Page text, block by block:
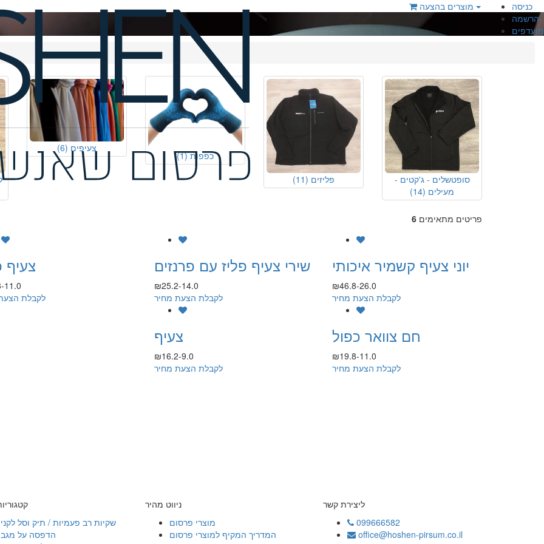
כניסה
הרשמה
מועדפים
סופטשלים - ג'קטים -
מעילים (14)
פליזים (11)
כפפות (1)
צעיפים (6)
6 פריטים מתאימים
יוני צעיף קשמיר איכותי
₪46.8-26.0
לקבלת הצעת מחיר
שירי צעיף פליז עם פרנזים
₪25.2-14.0
לקבלת הצעת מחיר
צעיף
11.0
לקבלת
חם צוואר כפול
₪19.8-11.0
לקבלת הצעת מחיר
צעיף
₪16.2-9.0
לקבלת הצעת מחיר
ליצירת קשר
099666582
office@hoshen-pirsum.co.il
ניווט מהיר
מוצרי פרסום
המדריך המקיף למוצרי פרסום
שקיות רב פעמיות / תיק וסל
הדפסה על